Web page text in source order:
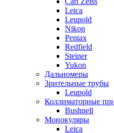
Leica
Leupold
Nikon
Pentax
Redfield
Steiner
Yukon
Дальномеры
Зрительные трубы
Leupold
Коллиматорные
Bushnell
Монокуляры
Leica